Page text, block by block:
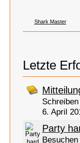
Shark Master
Letzte
6. April
Party